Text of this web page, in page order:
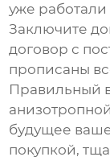
уже работали
Заключите
договор с
прописаны
Правильный
будущее
покупкой,